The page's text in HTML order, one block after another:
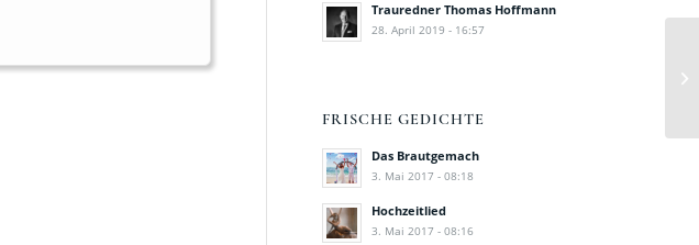
Trauredner Thomas Hoffmann
28. April 2019 - 16:57
FRISCHE GEDICHTE
Das Brautgemach
3. Mai 2017 - 08:18
Hochzeitlied
3. Mai 2017 - 08:16